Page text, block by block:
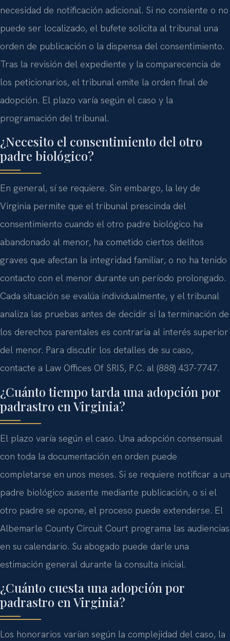
necesidad de notificación adicional. Si no consiente o no
puede ser localizado, el bufete solicita al tribunal una
orden de publicación o la dispensa del consentimiento.
Tras la revisión del expediente y la comparecencia de
los peticionarios, el tribunal emite la orden final de
adopción. El plazo varía según el caso y la
programación del tribunal.
¿Necesito el consentimiento del otro
padre biológico?
En general, sí se requiere. Sin embargo, la ley de
Virginia permite que el tribunal prescinda del
consentimiento cuando el otro padre biológico ha
abandonado al menor, ha cometido ciertos delitos
graves que afectan la integridad familiar, o no ha tenido
contacto con el menor durante un período prolongado.
Cada situación se evalúa individualmente, y el tribunal
analiza las pruebas antes de decidir si la terminación de
los derechos parentales es contraria al interés superior
del menor. Para discutir los detalles de su caso,
contacte a Law Offices Of SRIS, P.C. al (888) 437-7747.
¿Cuánto tiempo tarda una adopción por
padrastro en Virginia?
El plazo varía según el caso. Una adopción consensual
con toda la documentación en orden puede
completarse en unos meses. Si se requiere notificar a un
padre biológico ausente mediante publicación, o si el
otro padre se opone, el proceso puede extenderse. El
Albemarle County Circuit Court programa las audiencias
en su calendario. Su abogado puede darle una
estimación general durante la consulta inicial.
¿Cuánto cuesta una adopción por
padrastro en Virginia?
Los honorarios varían según la complejidad del caso, la